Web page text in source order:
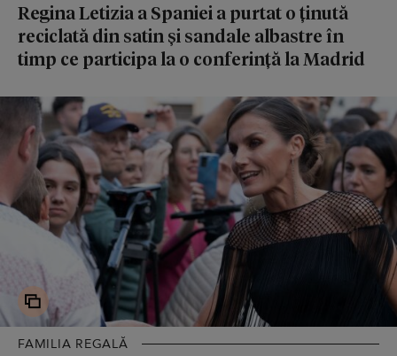
Regina Letizia a Spaniei a purtat o ținută
reciclată din satin și sandale albastre în
timp ce participa la o conferință la Madrid
FAMILIA REGALĂ